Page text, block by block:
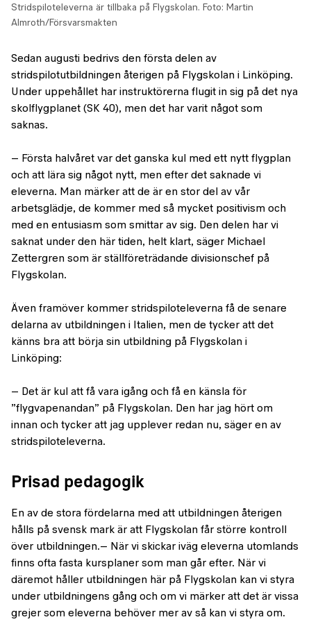
Stridspiloteleverna är tillbaka på Flygskolan. Foto: Martin
Almroth/Försvarsmakten
Sedan augusti bedrivs den första delen av
stridspilotutbildningen återigen på Flygskolan i Linköping.
Under uppehållet har instruktörerna flugit in sig på det nya
skolflygplanet (SK 40), men det har varit något som
saknas.
– Första halvåret var det ganska kul med ett nytt flygplan
och att lära sig något nytt, men efter det saknade vi
eleverna. Man märker att de är en stor del av vår
arbetsglädje, de kommer med så mycket positivism och
med en entusiasm som smittar av sig. Den delen har vi
saknat under den här tiden, helt klart, säger Michael
Zettergren som är ställföreträdande divisionschef på
Flygskolan.
Även framöver kommer stridspiloteleverna få de senare
delarna av utbildningen i Italien, men de tycker att det
känns bra att börja sin utbildning på Flygskolan i
Linköping:
– Det är kul att få vara igång och få en känsla för
”flygvapenandan” på Flygskolan. Den har jag hört om
innan och tycker att jag upplever redan nu, säger en av
stridspiloteleverna.
Prisad pedagogik
En av de stora fördelarna med att utbildningen återigen
hålls på svensk mark är att Flygskolan får större kontroll
över utbildningen.– När vi skickar iväg eleverna utomlands
finns ofta fasta kursplaner som man går efter. När vi
däremot håller utbildningen här på Flygskolan kan vi styra
under utbildningens gång och om vi märker att det är vissa
grejer som eleverna behöver mer av så kan vi styra om.